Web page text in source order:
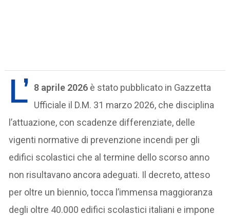
L’ 8 aprile 2026 è stato pubblicato in Gazzetta
Ufficiale il D.M. 31 marzo 2026, che disciplina
l’attuazione, con scadenze differenziate, delle
vigenti normative di prevenzione incendi per gli
edifici scolastici che al termine dello scorso anno
non risultavano ancora adeguati. Il decreto, atteso
per oltre un biennio, tocca l’immensa maggioranza
degli oltre 40.000 edifici scolastici italiani e impone